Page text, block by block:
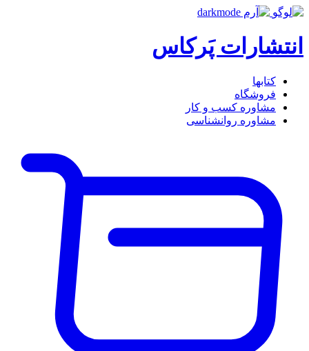
انتشارات پَرکاس
کتاب‎ها
فروشگاه
مشاوره کسب و کار
مشاوره روان‎شناسی